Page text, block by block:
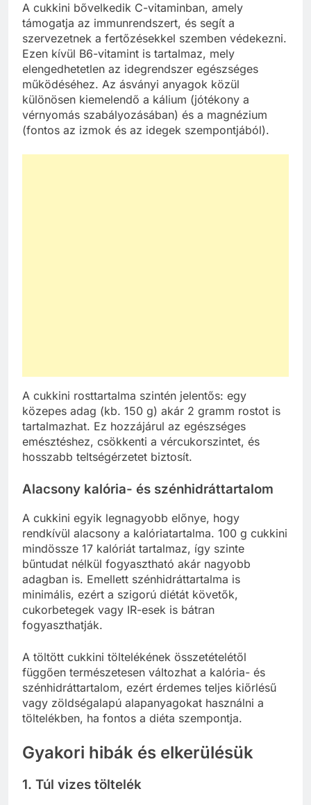
A cukkini bővelkedik C-vitaminban, amely
támogatja az immunrendszert, és segít a
szervezetnek a fertőzésekkel szemben védekezni.
Ezen kívül B6-vitamint is tartalmaz, mely
elengedhetetlen az idegrendszer egészséges
működéséhez. Az ásványi anyagok közül
különösen kiemelendő a kálium (jótékony a
vérnyomás szabályozásában) és a magnézium
(fontos az izmok és az idegek szempontjából).
A cukkini rosttartalma szintén jelentős: egy
közepes adag (kb. 150 g) akár 2 gramm rostot is
tartalmazhat. Ez hozzájárul az egészséges
emésztéshez, csökkenti a vércukorszintet, és
hosszabb teltségérzetet biztosít.
Alacsony kalória- és szénhidráttartalom
A cukkini egyik legnagyobb előnye, hogy
rendkívül alacsony a kalóriatartalma. 100 g cukkini
mindössze 17 kalóriát tartalmaz, így szinte
bűntudat nélkül fogyasztható akár nagyobb
adagban is. Emellett szénhidráttartalma is
minimális, ezért a szigorú diétát követők,
cukorbetegek vagy IR-esek is bátran
fogyaszthatják.
A töltött cukkini töltelékének összetételétől
függően természetesen változhat a kalória- és
szénhidráttartalom, ezért érdemes teljes kiőrlésű
vagy zöldségalapú alapanyagokat használni a
töltelékben, ha fontos a diéta szempontja.
Gyakori hibák és elkerülésük
1. Túl vizes töltelék